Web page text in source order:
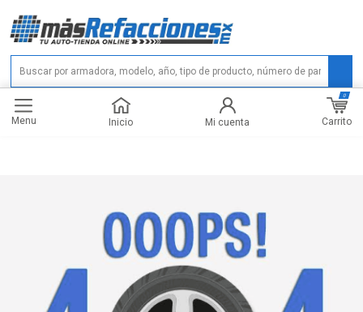
Menu Inicio Mi cuenta Carrito
0